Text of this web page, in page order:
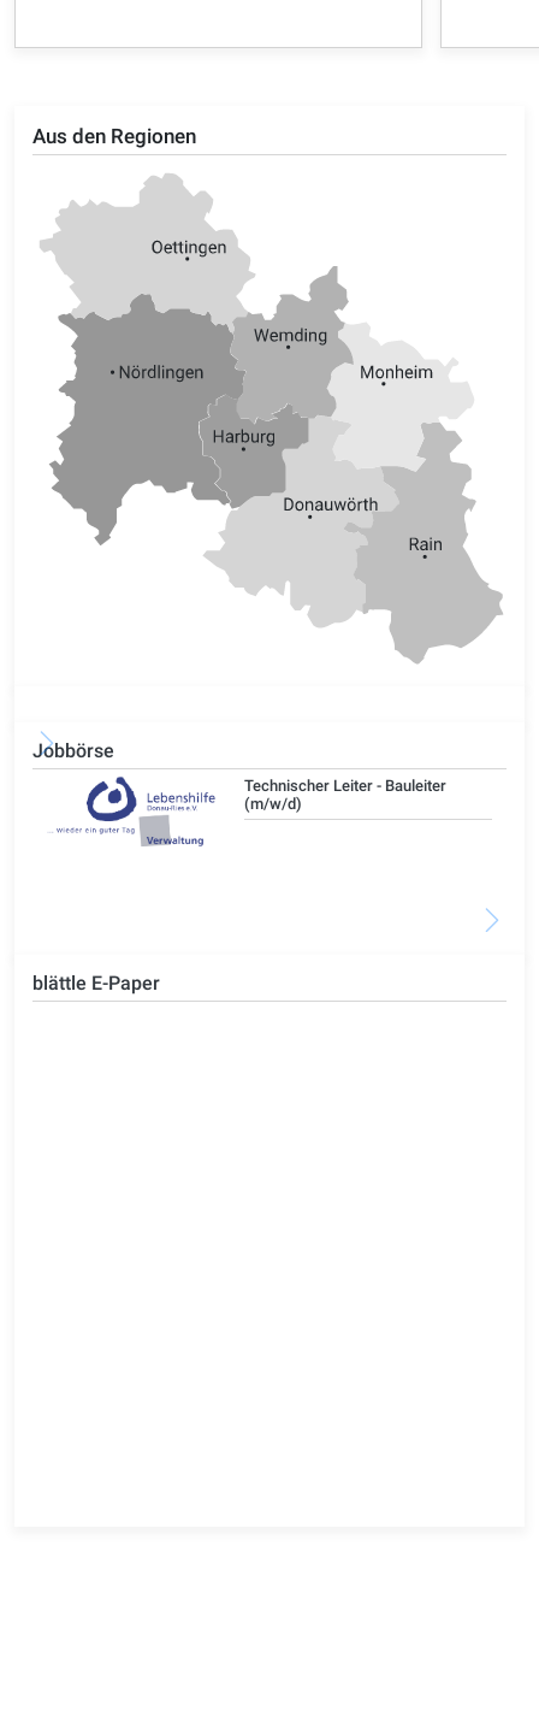
Aus den Regionen
Jobbörse
Technischer Leiter - Bauleiter
(m/w/d)
blättle E-Paper